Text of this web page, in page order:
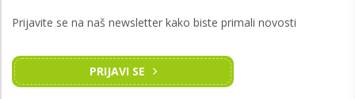
Prijavite se na naš newsletter kako biste primali novosti
PRIJAVI SE